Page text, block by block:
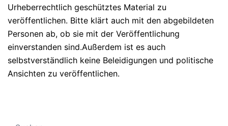
Urheberrechtlich geschütztes Material zu
veröffentlichen. Bitte klärt auch mit den abgebildeten
Personen ab, ob sie mit der Veröffentlichung
einverstanden sind.Außerdem ist es auch
selbstverständlich keine Beleidigungen und politische
Ansichten zu veröffentlichen.